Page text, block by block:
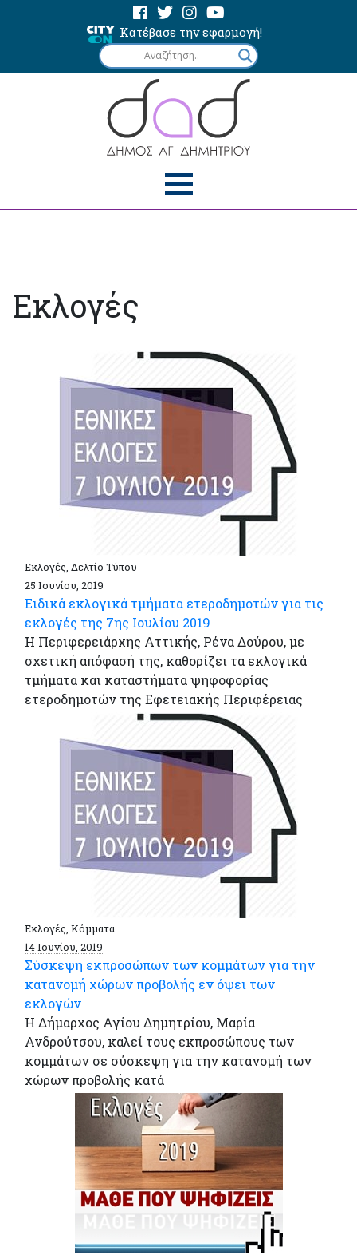
Κατέβασε την εφαρμογή!
Εκλογές
Εκλογές, Δελτίο Τύπου
25 Ιουνίου, 2019
Ειδικά εκλογικά τμήματα ετεροδημοτών για τις
εκλογές της 7ης Ιουλίου 2019
Η Περιφερειάρχης Αττικής, Ρένα Δούρου, με
σχετική απόφασή της, καθορίζει τα εκλογικά
τμήματα και καταστήματα ψηφοφορίας
ετεροδημοτών της Εφετειακής Περιφέρειας
Εκλογές, Κόμματα
14 Ιουνίου, 2019
Σύσκεψη εκπροσώπων των κομμάτων για την
κατανομή χώρων προβολής εν όψει των
εκλογών
Η Δήμαρχος Αγίου Δημητρίου, Μαρία
Ανδρούτσου, καλεί τους εκπροσώπους των
κομμάτων σε σύσκεψη για την κατανομή των
χώρων προβολής κατά